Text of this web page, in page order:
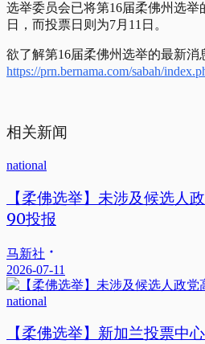
选举委员会已将第16届柔佛州选举
日，而投票日则为7月11日。
欲了解第16届柔佛州选举的最新消
https://prn.bernama.com/sabah/
相关新闻
national
【柔佛选举】未涉及候选人
90投报
马新社
2026-07-11
national
【柔佛选举】新加兰投票中